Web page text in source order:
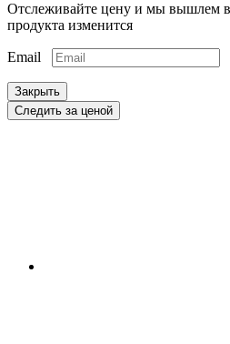
Отслеживайте цену и мы вышлем
продукта изменится
Email
Закрыть
Следить за ценой